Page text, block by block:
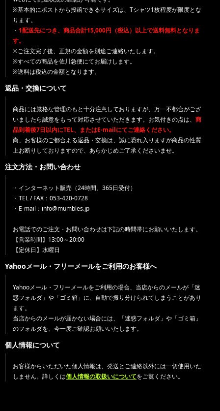
※基本的にポストから投函できるサイズは、Tシャツ1枚程度が限度とな
ります。
・ 1配送先につき、商品合計15,000円（税込）以上で送料無料となりま
す。
※ご注文完了後、正規の金額を別途ご連絡いたします。
※すべての商品を佐川急便にてお届けします。
※送料は税込の金額となります。
返品・交換について
商品には厳格な管理のもと十分注意しておりますが、万一不都合がござ
いましたら誠意をもって対応させていただきます。お気付きの点は、 商
品到着後7日以内にTEL、またはE-mailにてご連絡ください。
尚、お客様のご都合よる返品・交換は、誠に恐れ入りますが商品の性質
上お断りしておりますので、あらかじめご了承くださいませ。
注文方法・お問い合わせ
・インターネット販売（24時間、365日受付）
・TEL / FAX：053-420-0728
・E-mail：info@mumbles.jp
お電話でのご注文・お問い合わせは下記の時間帯にお願いいたします。
【営業時間】13:00～20:00
【定休日】水曜日
Yahooメール・フリーメールをご利用のお客様へ
Yahooメール・フリーメールをご利用の場合、当店からのメールが「迷
惑フォルダ」や「ゴミ箱」に、自動で振り分けられてしまうことがあり
ます。
当店からのメールが届かない場合には、「迷惑フォルダ」や「ゴミ箱」
のフォルダを、今一度ご確認お願いいたします。
個人情報について
お客様からいただいた個人情報は、発送とご連絡以外には一切使用いた
しません。詳しくは個人情報の取扱いについてをご覧ください。